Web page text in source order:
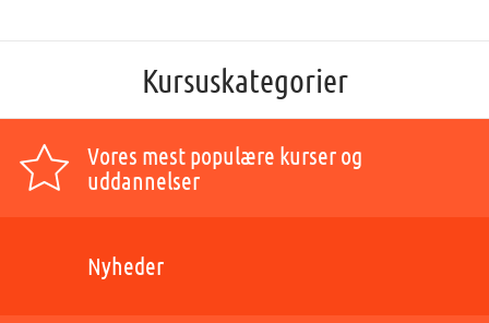
Kursuskategorier
Vores mest populære kurser og
uddannelser
Nyheder